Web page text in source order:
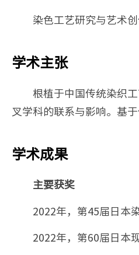
染色工艺研究与艺术
学术主张
根植于中国传统染织
叉学科的联系与影响。基
学术成果
主要获奖
2022年，第45届日本
2022年，第60届日本